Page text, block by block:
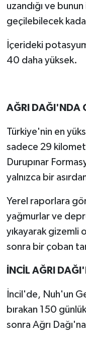
uzandığı ve
geçilebilecek
İçerideki
40 daha yüksek.
AĞRI DAĞI'NDA
Türkiye'nin en
sadece 29
Durupınar
yalnızca bir
Yerel raporlara
yağmurlar ve
yıkayarak gizemli
sonra bir çoban
İNCİL AĞRI
İncil'de, Nuh'un
bırakan 150
sonra Ağrı